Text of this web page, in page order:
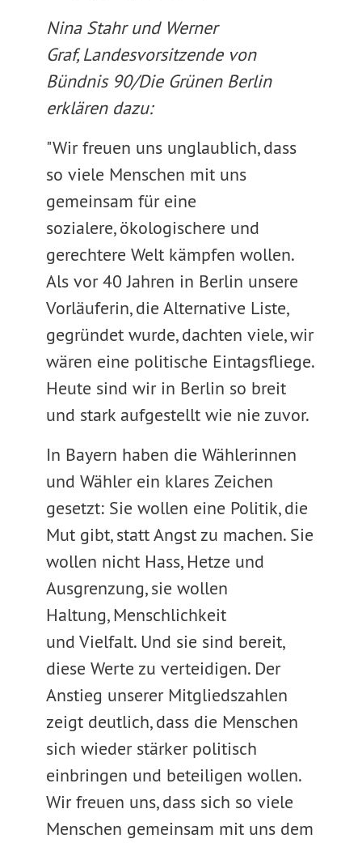
Nina Stahr und Werner
Graf, Landesvorsitzende von
Bündnis 90/Die Grünen Berlin
erklären dazu:
"Wir freuen uns unglaublich, dass
so viele Menschen mit uns
gemeinsam für eine
sozialere, ökologischere und
gerechtere Welt kämpfen wollen.
Als vor 40 Jahren in Berlin unsere
Vorläuferin, die Alternative Liste,
gegründet wurde, dachten viele, wir
wären eine politische Eintagsfliege.
Heute sind wir in Berlin so breit
und stark aufgestellt wie nie zuvor.
In Bayern haben die Wählerinnen
und Wähler ein klares Zeichen
gesetzt: Sie wollen eine Politik, die
Mut gibt, statt Angst zu machen. Sie
wollen nicht Hass, Hetze und
Ausgrenzung, sie wollen
Haltung, Menschlichkeit
und Vielfalt. Und sie sind bereit,
diese Werte zu verteidigen. Der
Anstieg unserer Mitgliedszahlen
zeigt deutlich, dass die Menschen
sich wieder stärker politisch
einbringen und beteiligen wollen.
Wir freuen uns, dass sich so viele
Menschen gemeinsam mit uns dem